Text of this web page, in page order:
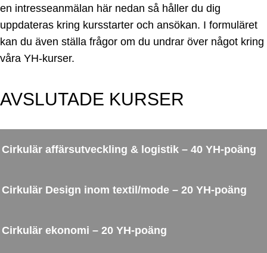
en intresseanmälan här nedan så håller du dig
uppdateras kring kursstarter och ansökan. I formuläret
kan du även ställa frågor om du undrar över något kring
våra YH-kurser.
AVSLUTADE KURSER
Cirkulär affärsutveckling & logistik – 40 YH-poäng
Cirkulär Design inom textil/mode – 20 YH-poäng
Cirkulär ekonomi – 20 YH-poäng